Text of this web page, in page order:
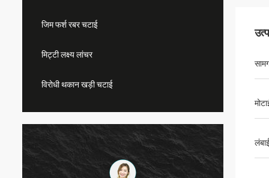
जिम फर्श रबर चटाई
मिट्टी लक्ष्य लांचर
विरोधी थकान खड़ी चटाई